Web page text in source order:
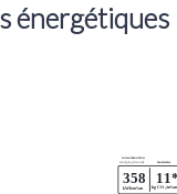
énergétiques